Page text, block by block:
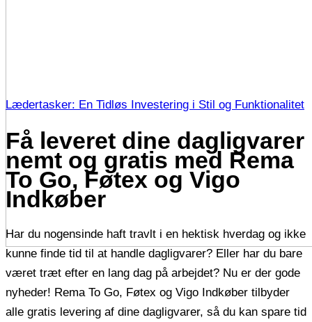
Lædertasker: En Tidløs Investering i Stil og Funktionalitet
Få leveret dine dagligvarer
nemt og gratis med Rema
To Go, Føtex og Vigo
Indkøber
Har du nogensinde haft travlt i en hektisk hverdag og ikke
kunne finde tid til at handle dagligvarer? Eller har du bare
været træt efter en lang dag på arbejdet? Nu er der gode
nyheder! Rema To Go, Føtex og Vigo Indkøber tilbyder
alle gratis levering af dine dagligvarer, så du kan spare tid